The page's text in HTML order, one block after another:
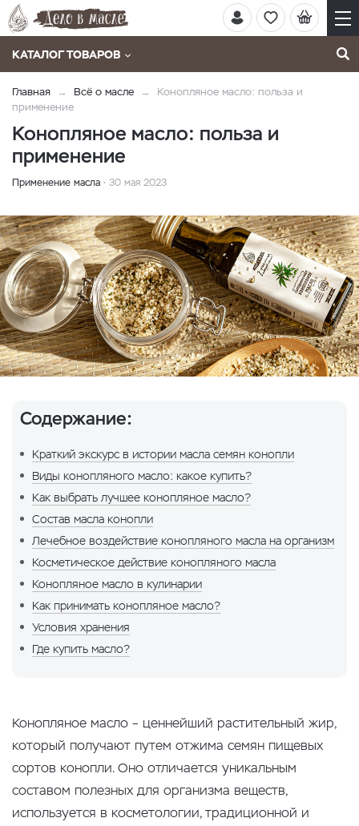
КАТАЛОГ ТОВАРОВ
Главная Всё о масле
Конопляное масло: польза и
применение
Конопляное масло: польза и
применение
Применение масла 30 мая 2023
Содержание:
Краткий экскурс в истории масла семян конопли
Виды конопляного масло: какое купить?
Как выбрать лучшее конопляное масло?
Состав масла конопли
Лечебное воздействие конопляного масла на организм
Косметическое действие конопляного масла
Конопляное масло в кулинарии
Как принимать конопляное масло?
Условия хранения
Где купить масло?
Конопляное масло – ценнейший растительный жир,
который получают путем отжима семян пищевых
сортов конопли. Оно отличается уникальным
составом полезных для организма веществ,
используется в косметологии, традиционной и